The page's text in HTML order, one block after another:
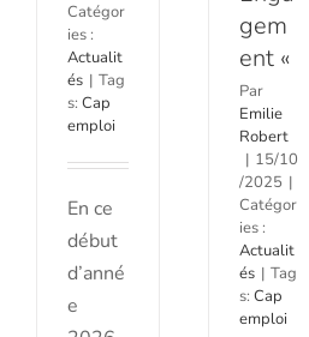
Catégor
ies :
Actualit
és | Tag
s: Cap
emploi
En ce
début
d’anné
e
gem
ent «
Par
Emilie
Robert
| 15/10
/2025 |
Catégor
ies :
Actualit
és | Tag
s: Cap
emploi